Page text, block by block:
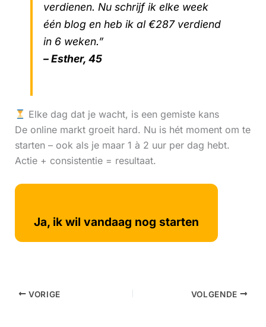
verdienen. Nu schrijf ik elke week
één blog en heb ik al €287 verdiend
in 6 weken.”
– Esther, 45
Elke dag dat je wacht, is een gemiste kans
De online markt groeit hard. Nu is hét moment om te
starten – ook als je maar 1 à 2 uur per dag hebt.
Actie + consistentie = resultaat.
Ja, ik wil vandaag nog starten
VORIGE VOLGENDE